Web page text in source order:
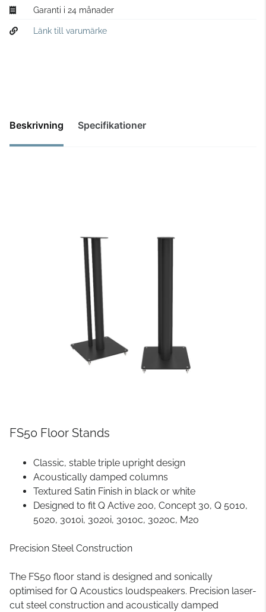
Garanti i 24 månader
Länk till varumärke
Beskrivning Specifikationer
FS50 Floor Stands
Classic, stable triple upright design
Acoustically damped columns
Textured Satin Finish in black or white
Designed to fit Q Active 200, Concept 30, Q 5010,
5020, 3010i, 3020i, 3010c, 3020c, M20
Precision Steel Construction
The FS50 floor stand is designed and sonically
optimised for Q Acoustics loudspeakers. Precision laser-
cut steel construction and acoustically damped